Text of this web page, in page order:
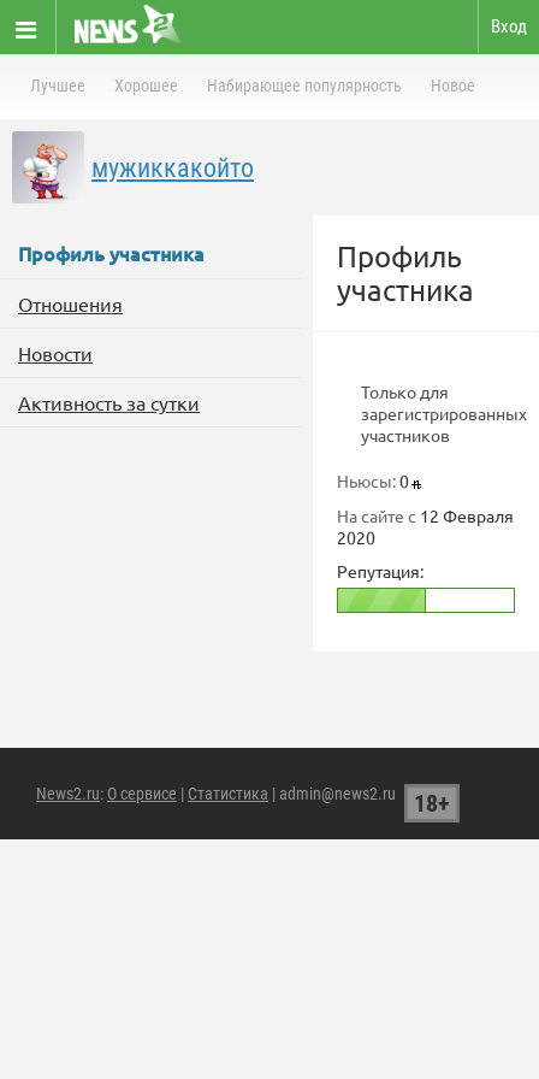
Вход
Лучшее Хорошее Набирающее популярность Новое
мужиккакойто
Профиль участника
Отношения
Новости
Активность за сутки
Профиль
участника
Только для
зарегистрированных
участников
Ньюсы:0
На сайте с 12 Февраля
2020
Репутация:
News2.ru: О сервисе | Статистика | admin@news2.ru 18+